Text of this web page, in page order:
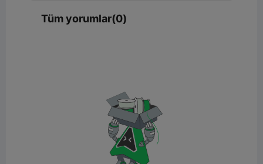
Tüm yorumlar(0)